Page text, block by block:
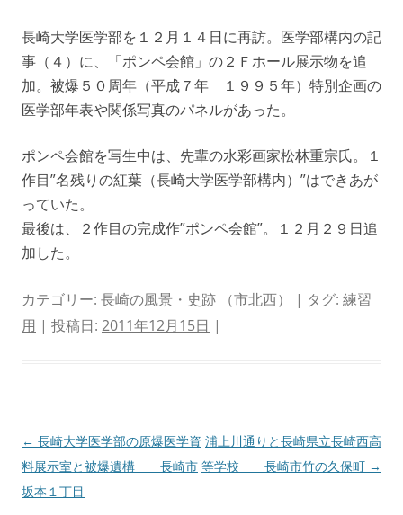
長崎大学医学部を１２月１４日に再訪。医学部構内の記
事（４）に、「ポンペ会館」の２Ｆホール展示物を追
加。被爆５０周年（平成７年 １９９５年）特別企画の
医学部年表や関係写真のパネルがあった。
ポンペ会館を写生中は、先輩の水彩画家松林重宗氏。１
作目”名残りの紅葉（長崎大学医学部構内）”はできあが
っていた。
最後は、２作目の完成作”ポンペ会館”。１２月２９日追
加した。
カテゴリー: 長崎の風景・史跡 （市北西） | タグ: 練習
用 | 投稿日: 2011年12月15日 |
投
稿
ナ
← 長崎大学医学部の原爆医学資
料展示室と被爆遺構 長崎市
坂本１丁目
浦上川通りと長崎県立長崎西高
等学校 長崎市竹の久保町 →